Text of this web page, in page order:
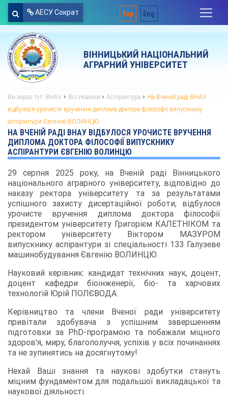
АЕСУ Сократ Укр Eng
ВІННИЦЬКИЙ НАЦІОНАЛЬНИЙ
АГРАРНИЙ УНІВЕРСИТЕТ
Ви зараз тут: ВНАУ Всі Новини Аспірантура
На Вченій раді ВНАУ
відбулося урочисте вручення диплома доктора філософії випускнику
аспірантури Євгенію ВОЛИНЦЮ
НА ВЧЕНІЙ РАДІ ВНАУ ВІДБУЛОСЯ УРОЧИСТЕ ВРУЧЕННЯ
ДИПЛОМА ДОКТОРА ФІЛОСОФІЇ ВИПУСКНИКУ
АСПІРАНТУРИ ЄВГЕНІЮ ВОЛИНЦЮ
29 серпня 2025 року, на Вченій раді Вінницького
національного аграрного університету, відповідно до
наказу ректора університету та за результатами
успішного захисту дисертаційної роботи, відбулося
урочисте вручення диплома доктора філософії
президентом університету Григорієм КАЛЕТНІКОМ та
ректором університету Віктором МАЗУРОМ
випускнику аспірантури зі спеціальності 133 Галузеве
машинобудування Євгенію ВОЛИНЦЮ.
Науковий керівник: кандидат технічних наук, доцент,
доцент кафедри біоінженерії, біо- та харчових
технологій Юрій ПОЛЄВОДА.
Керівництво та члени Вченої ради університету
привітали здобувача з успішним завершенням
підготовки за PhD-програмою та побажали міцного
здоров'я, миру, благополуччя, успіхів у всіх починаннях
та не зупинятись на досягнутому!
Нехай Ваші знання та наукові здобутки стануть
міцним фундаментом для подальшої викладацької та
наукової діяльності.